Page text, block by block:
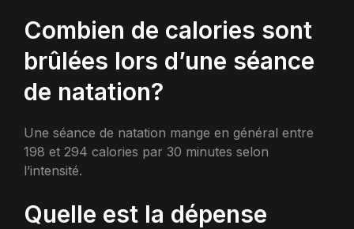
Combien de calories sont
brûlées lors d’une séance
de natation?
Une séance de natation mange en général entre
198 et 294 calories par 30 minutes selon
l’intensité.
Quelle est la dépense